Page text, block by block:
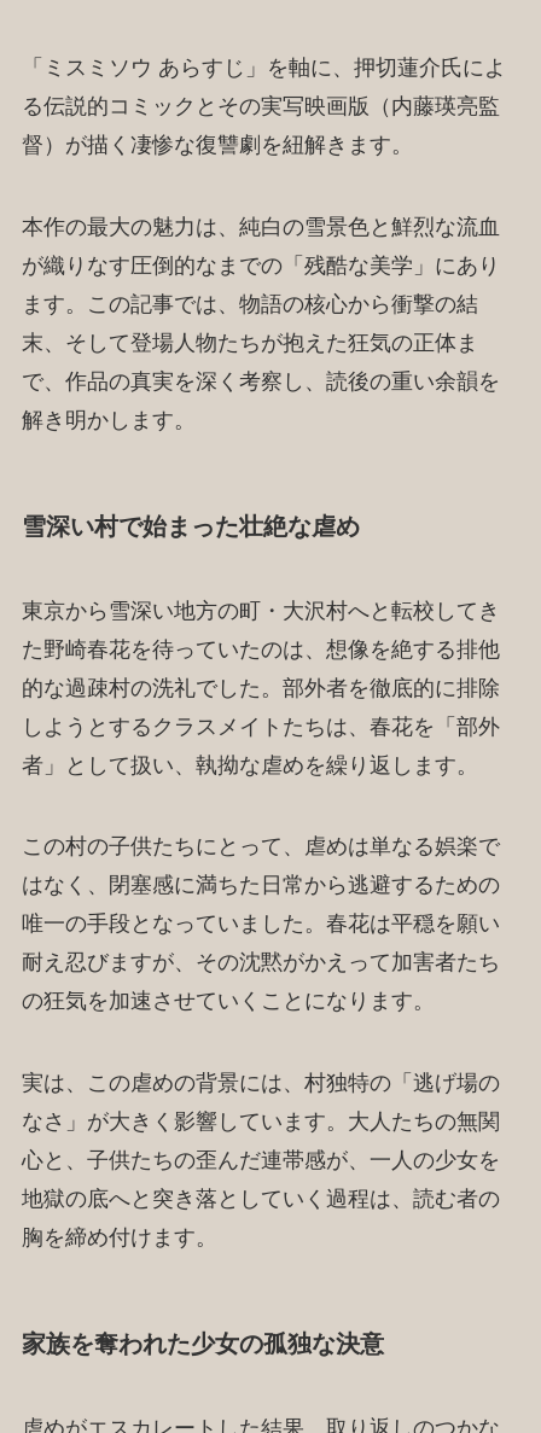
「ミスミソウ あらすじ」を軸に、押切蓮介氏によ
る伝説的コミックとその実写映画版（内藤瑛亮監
督）が描く凄惨な復讐劇を紐解きます。
本作の最大の魅力は、純白の雪景色と鮮烈な流血
が織りなす圧倒的なまでの「残酷な美学」にあり
ます。この記事では、物語の核心から衝撃の結
末、そして登場人物たちが抱えた狂気の正体ま
で、作品の真実を深く考察し、読後の重い余韻を
解き明かします。
雪深い村で始まった壮絶な虐め
東京から雪深い地方の町・大沢村へと転校してき
た野崎春花を待っていたのは、想像を絶する排他
的な過疎村の洗礼でした。部外者を徹底的に排除
しようとするクラスメイトたちは、春花を「部外
者」として扱い、執拗な虐めを繰り返します。
この村の子供たちにとって、虐めは単なる娯楽で
はなく、閉塞感に満ちた日常から逃避するための
唯一の手段となっていました。春花は平穏を願い
耐え忍びますが、その沈黙がかえって加害者たち
の狂気を加速させていくことになります。
実は、この虐めの背景には、村独特の「逃げ場の
なさ」が大きく影響しています。大人たちの無関
心と、子供たちの歪んだ連帯感が、一人の少女を
地獄の底へと突き落としていく過程は、読む者の
胸を締め付けます。
家族を奪われた少女の孤独な決意
虐めがエスカレートした結果、取り返しのつかな